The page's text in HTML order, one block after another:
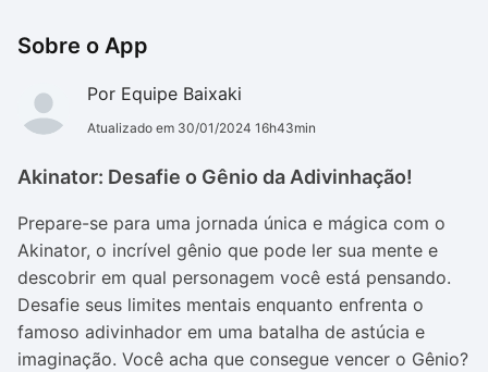
Sobre o App
Por Equipe Baixaki
Atualizado em 30/01/2024 16h43min
Akinator: Desafie o Gênio da Adivinhação!
Prepare-se para uma jornada única e mágica com o
Akinator, o incrível gênio que pode ler sua mente e
descobrir em qual personagem você está pensando.
Desafie seus limites mentais enquanto enfrenta o
famoso adivinhador em uma batalha de astúcia e
imaginação. Você acha que consegue vencer o Gênio?